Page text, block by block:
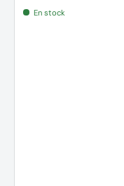
En stock